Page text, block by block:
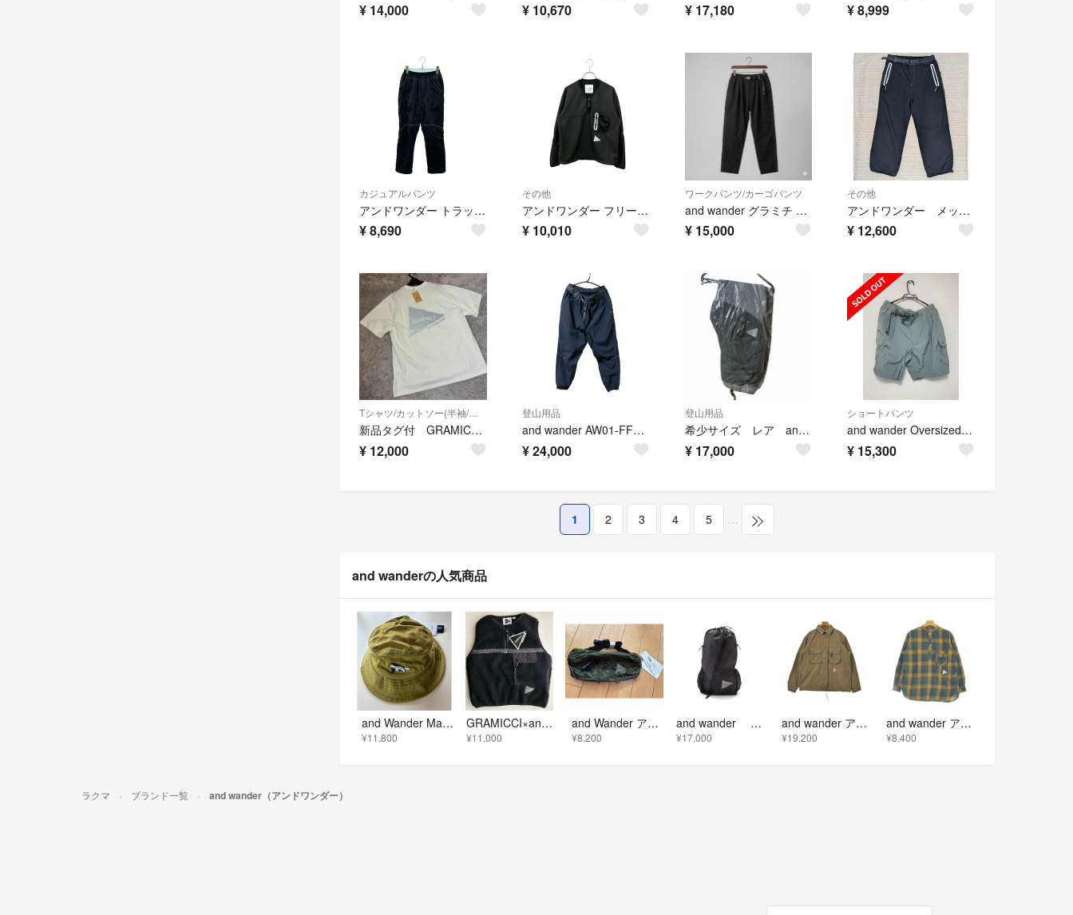
¥ 14,000 ¥ 10,670 ¥ 17,180 ¥8,999
カジュアルパンツ
アンドワンダー トラックパンツ 574-2232315 レディース SIZE WS (S) and wander
¥8,690
その他
アンドワンダー フリースシャツ ライト プルオーバー ハーフジップ LIGHT FLEECE PULLOVER AW93-JT012 レディース SIZE 00 (XS) and wander
¥ 10,010
ワークパンツ/カーゴパンツ
and wander グラミチ クライミングパンツ L 黒 コラボ リフレクター
¥ 15,000
その他
アンドワンダー メッシュパンツ
¥ 12,600
Tシャツ/カットソー(半袖/袖なし)
新品タグ付 GRAMICCI and wander Tシャツ サイズXXL 白
¥ 12,000
登山用品
and wander AW01-FF070 アウトドアパンツ サイズ0
¥24,000
登山用品
希少サイズ レア and wander トップフリースパンツ グレー
¥ 17,000
ショートパンツ
and wander Oversized Cargo Short Pants
¥ 15,300
1 2 3 4 5 …
and wanderの人気商品
and Wander Maison Kitsune ナイロン ハット green
¥11,800
GRAMICCI×and wander JQテープフリースベスト
¥11,000
and Wander アンドワンダー ウエストバッグ
¥8,200
and wander アンドワンダーsil daypack
¥17,000
and wander アンド ワンダー カジュアルシャツ M 茶 【古着】【中古】【送料無料】
¥19,200
and wander アンド ワンダー ブラウス XS 黄 【古着】【中古】【送料無料】
¥8,400
ラクマ ブランド一覧 and wander（アンドワンダー）